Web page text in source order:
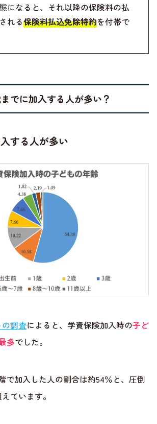
になると、それ以降の保険料の払
れる保険料払込免除特約を付帯で
でに加入する人が多い？
する人が多い
調査によると、学資保険加入時の子ど
多でした。
で加入した人の割合は約54％と、圧倒
ています。